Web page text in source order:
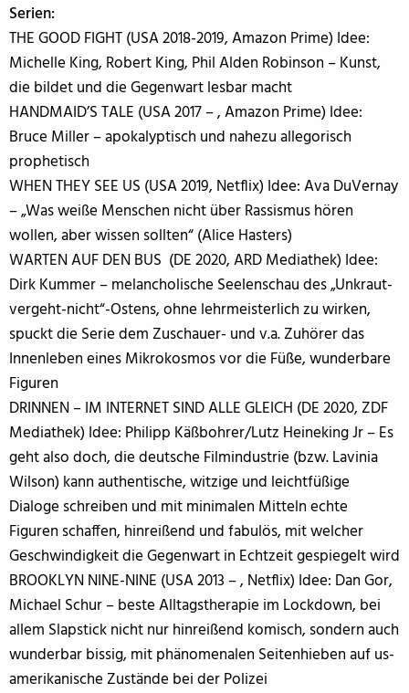
Serien:
THE GOOD FIGHT (USA 2018-2019, Amazon Prime) Idee:
Michelle King, Robert King, Phil Alden Robinson – Kunst,
die bildet und die Gegenwart lesbar macht
HANDMAID’S TALE (USA 2017 – , Amazon Prime) Idee:
Bruce Miller – apokalyptisch und nahezu allegorisch
prophetisch
WHEN THEY SEE US (USA 2019, Netflix) Idee: Ava DuVernay
– „Was weiße Menschen nicht über Rassismus hören
wollen, aber wissen sollten“ (Alice Hasters)
WARTEN AUF DEN BUS (DE 2020, ARD Mediathek) Idee:
Dirk Kummer – melancholische Seelenschau des „Unkraut-
vergeht-nicht“-Ostens, ohne lehrmeisterlich zu wirken,
spuckt die Serie dem Zuschauer- und v.a. Zuhörer das
Innenleben eines Mikrokosmos vor die Füße, wunderbare
Figuren
DRINNEN – IM INTERNET SIND ALLE GLEICH (DE 2020, ZDF
Mediathek) Idee: Philipp Käßbohrer/Lutz Heineking Jr– Es
geht also doch, die deutsche Filmindustrie (bzw. Lavinia
Wilson) kann authentische, witzige und leichtfüßige
Dialoge schreiben und mit minimalen Mitteln echte
Figuren schaffen, hinreißend und fabulös, mit welcher
Geschwindigkeit die Gegenwart in Echtzeit gespiegelt wird
BROOKLYN NINE-NINE (USA 2013 – , Netflix) Idee: Dan Gor,
Michael Schur – beste Alltagstherapie im Lockdown, bei
allem Slapstick nicht nur hinreißend komisch, sondern auch
wunderbar bissig, mit phänomenalen Seitenhieben auf us-
amerikanische Zustände bei der Polizei